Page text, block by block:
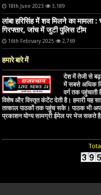
18th June 2023 3,189
लांबा हरिसिंह में शव मिलने का मामला :
गिरफ्तार, जांच में जुटी पुलिस टीम
16th February 2025 2,769
हमारे बारे में
देश में तेजी से
में सबसे अधिक
वर्ग तक
विशेष और विस्तृत कंटेंट देती है। हमारी यह
तत्काल पाठकों तक पहुंच सके। पाठक भी
प्रकाशन योग्य सामग्री ईमेल पर भेज सकते